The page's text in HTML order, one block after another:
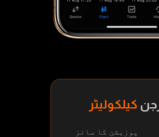
کیلکولیٹر
پوزیشن کا سائز